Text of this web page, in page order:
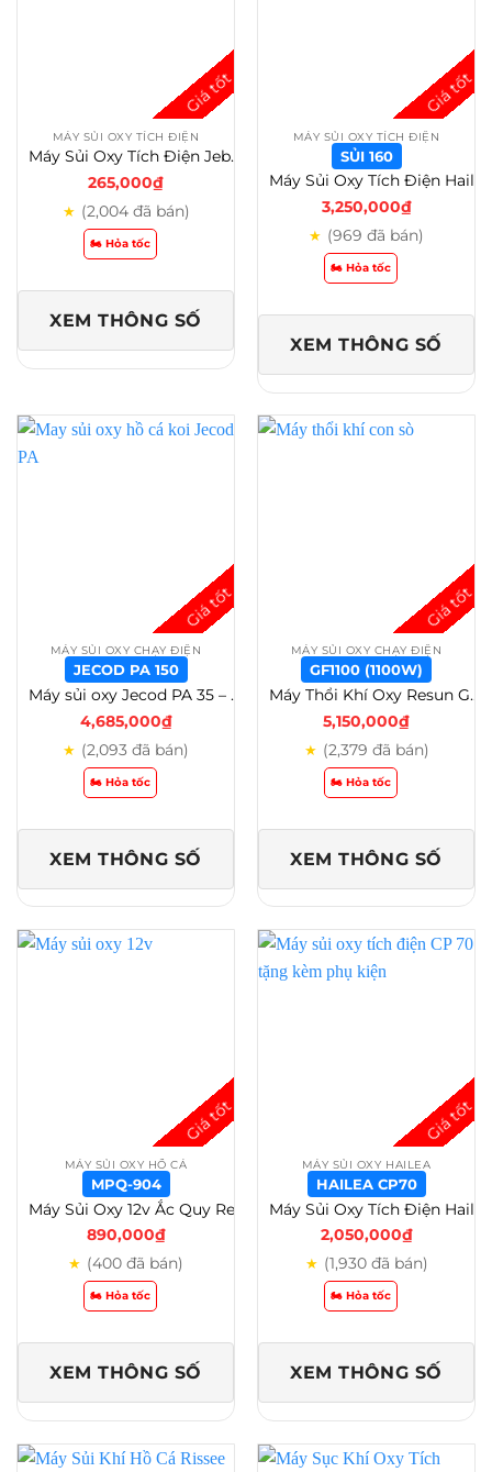
MÁY SỦI OXY TÍCH ĐIỆN
Máy Sủi Oxy Tích Điện Jebo 9970
265,000₫
★ (2,004 đã bán)
🏍️ Hỏa tốc
XEM THÔNG SỐ
MÁY SỦI OXY TÍCH ĐIỆN
SỦI 160
3,250,000₫
★ (969 đã bán)
🏍️ Hỏa tốc
XEM THÔNG SỐ
MÁY SỦI OXY CHẠY ĐIỆN
JECOD PA 150
Máy sủi oxy Jecod PA 35 – 45 – 60 – 80 – 100 – 150 – 200 – 250 Cho Hồ Cá Koi Và Thủy Sản – Jecod PA 150
4,685,000₫
★ (2,093 đã bán)
🏍️ Hỏa tốc
XEM THÔNG SỐ
MÁY SỦI OXY CHẠY ĐIỆN
GF1100 (1100W)
Máy Thổi Khí Oxy Resun GF(120W – 2200W) – Giải Pháp Cung Cấp Oxy Hiệu Quả Cho Hồ Cá Lớn, Hải Sản và Nuôi Tôm – GF1100 (1100w)
5,150,000₫
★ (2,379 đã bán)
🏍️ Hỏa tốc
XEM THÔNG SỐ
MÁY SỦI OXY HỒ CÁ
MPQ-904
890,000₫
★ (400 đã bán)
🏍️ Hỏa tốc
XEM THÔNG SỐ
MÁY SỦI OXY HAILEA
HAILEA CP70
2,050,000₫
★ (1,930 đã bán)
🏍️ Hỏa tốc
XEM THÔNG SỐ